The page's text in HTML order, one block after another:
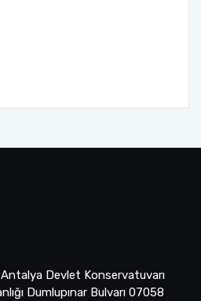
Devlet Konservatuvarı
Dumlupınar Bulvarı 07058